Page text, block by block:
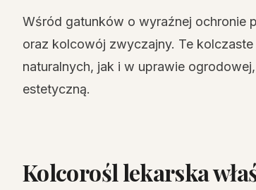
Wśród gatunków o wyraźnej ochronie
oraz kolcowój zwyczajny. Te
naturalnych, jak i w uprawie
estetyczną.
Kolcorośl lekarska